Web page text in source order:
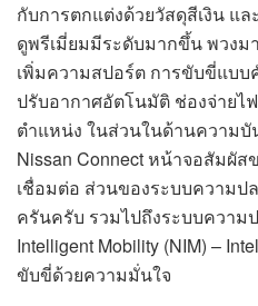
กับการตกแต่งด้วยวัสดุสีเงิน แ
ดูพรีเมี่ยมมีระดับมากขึ้น พวง
เพิ่มความสปอร์ต การขับขี่แบบ
ปรับอากาศอัตโนมัติ ช่องจ่ายไ
ตำแหน่ง ในส่วนในด้านความบั
Nissan Connect หน้าจอสัมผั
เชื่อมต่อ ส่วนของระบบความ
ครันครับ รวมไปถึงระบบความ
Intelligent Mobility (NIM) –
ขับขี่ด้วยความมั่นใจ